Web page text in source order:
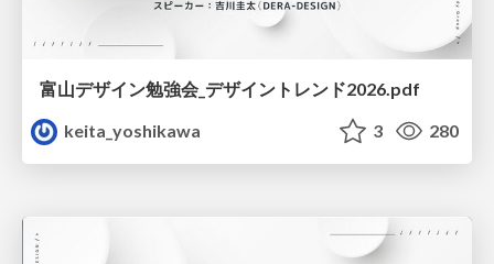
富山デザイン勉強会_デザイントレンド2026.pdf
keita_yoshikawa
3 280